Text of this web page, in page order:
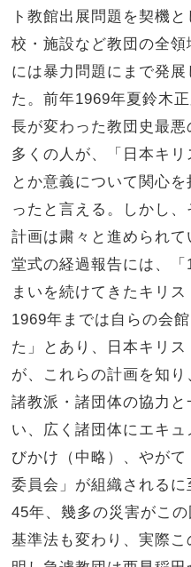
ト教館出展問題を契機
校・施設など教団の全
には暴力問題にまで発
た。前年1969年夏鈴木
長が変わった教団史最
多くの人が、「日本キ
とか意義について関心
ったと言える。しかし
計画は粛々と進められ
堂式の経過報告には、
まいを続けてきたキリ
1969年までは自らの会
た」とあり、日本キリス
が、これらの計画を知
諸教派・諸団体の協力
い、広く諸団体にエキ
びかけ（中略）、やが
委員会」が組織される
45年、幾多の災害がこ
基準法も変わり、実際